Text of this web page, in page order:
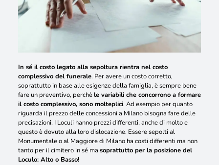
In sé il costo legato alla sepoltura rientra nel costo
complessivo del funerale. Per avere un costo corretto,
soprattutto in base alle esigenze della famiglia, è sempre bene
fare un preventivo, perchèle variabili che concorrono a formare
il costo complessivo, sono molteplici. Ad esempio per quanto
riguarda il prezzo delle concessioni a Milano bisogna fare delle
precisazioni. I Loculi hanno prezzi differenti, anche di molto e
questo è dovuto alla loro dislocazione. Essere sepolti al
Monumentale o al Maggiore di Milano ha costi differenti ma non
tanto per il cimitero in sé ma soprattutto per la posizione del
Loculo: Alto o Basso!